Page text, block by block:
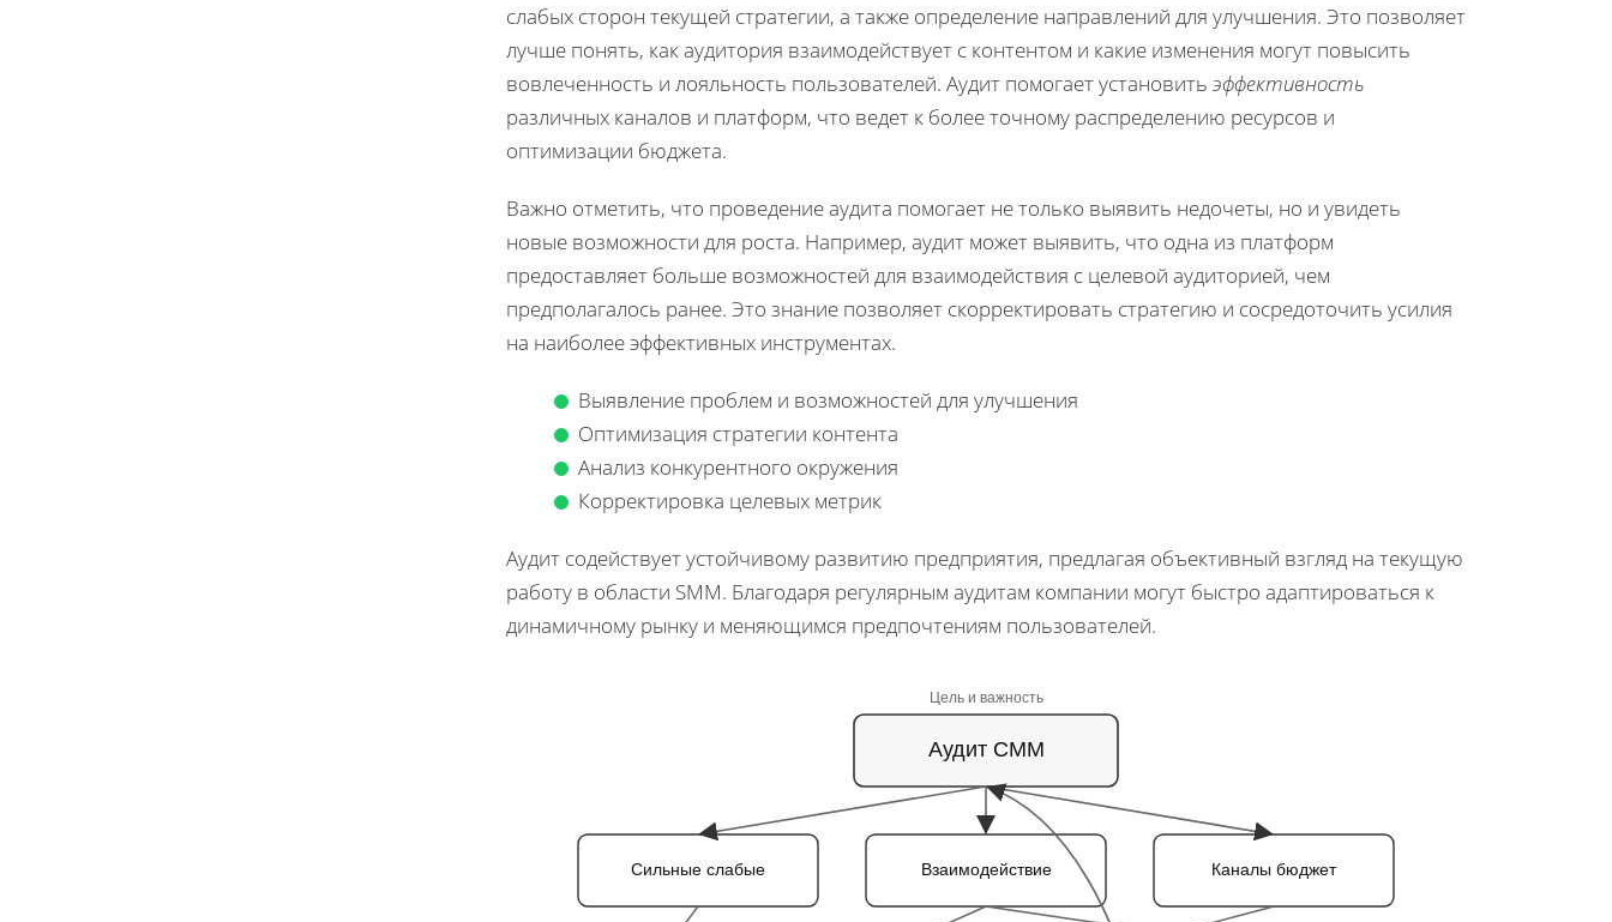
слабых сторон текущей стратегии, а также определение направлений для улучшения. Это позволяет
лучше понять, как аудитория взаимодействует с контентом и какие изменения могут повысить
вовлеченность и лояльность пользователей. Аудит помогает установить эффективность
различных каналов и платформ, что ведет к более точному распределению ресурсов и
оптимизации бюджета.
Важно отметить, что проведение аудита помогает не только выявить недочеты, но и увидеть
новые возможности для роста. Например, аудит может выявить, что одна из платформ
предоставляет больше возможностей для взаимодействия с целевой аудиторией, чем
предполагалось ранее. Это знание позволяет скорректировать стратегию и сосредоточить усилия
на наиболее эффективных инструментах.
Выявление проблем и возможностей для улучшения
Оптимизация стратегии контента
Анализ конкурентного окружения
Корректировка целевых метрик
Аудит содействует устойчивому развитию предприятия, предлагая объективный взгляд на текущую
работу в области SMM. Благодаря регулярным аудитам компании могут быстро адаптироваться к
динамичному рынку и меняющимся предпочтениям пользователей.
Аудит СММ
Сильные слабые Взаимодействие Каналы бюджет
Цель и важность